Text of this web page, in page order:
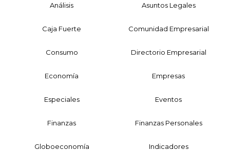
Análisis Asuntos Legales
Caja Fuerte Comunidad Empresarial
Consumo Directorio Empresarial
Economía Empresas
Especiales Eventos
Finanzas Finanzas Personales
Globoeconomía Indicadores